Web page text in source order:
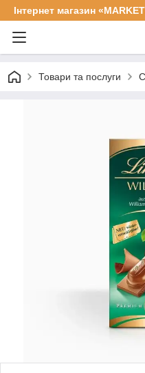
Інтернет магазин
Товари та послуги